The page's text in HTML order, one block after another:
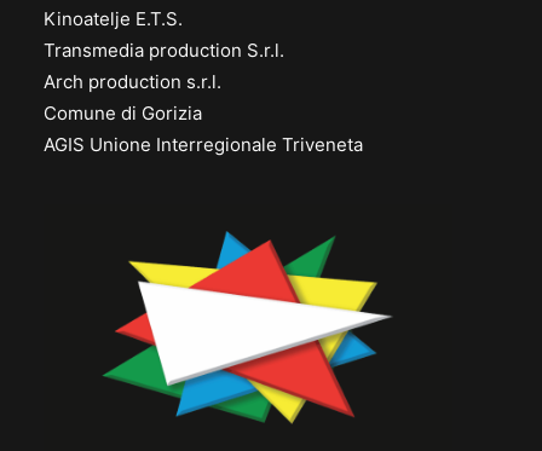
Kinoatelje E.T.S.
Transmedia production S.r.l.
Arch production s.r.l.
Comune di Gorizia
AGIS Unione Interregionale Triveneta